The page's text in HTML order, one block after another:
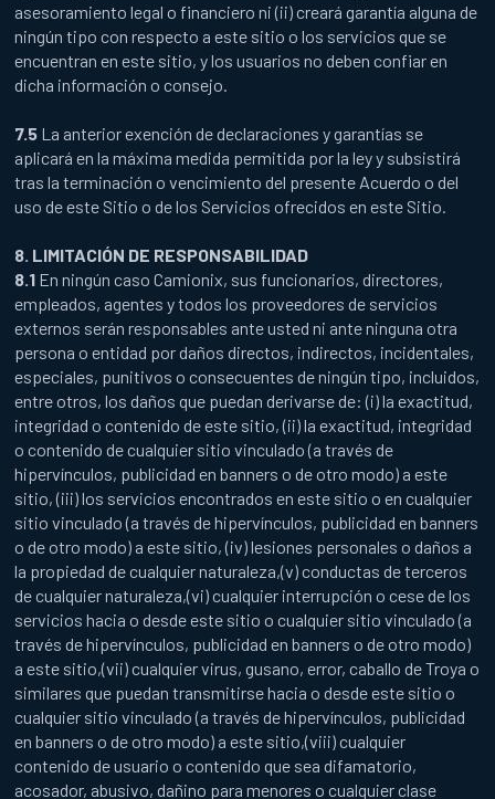
asesoramiento legal o financiero ni (ii) creará garantía alguna de
ningún tipo con respecto a este sitio o los servicios que se
encuentran en este sitio, y los usuarios no deben confiar en
dicha información o consejo.
7.5 La anterior exención de declaraciones y garantías se
aplicará en la máxima medida permitida por la ley y subsistirá
tras la terminación o vencimiento del presente Acuerdo o del
uso de este Sitio o de los Servicios ofrecidos en este Sitio.
8. LIMITACIÓN DE RESPONSABILIDAD
8.1 En ningún caso Camionix, sus funcionarios, directores,
empleados, agentes y todos los proveedores de servicios
externos serán responsables ante usted ni ante ninguna otra
persona o entidad por daños directos, indirectos, incidentales,
especiales, punitivos o consecuentes de ningún tipo, incluidos,
entre otros, los daños que puedan derivarse de: (i) la exactitud,
integridad o contenido de este sitio, (ii) la exactitud, integridad
o contenido de cualquier sitio vinculado (a través de
hipervínculos, publicidad en banners o de otro modo) a este
sitio, (iii) los servicios encontrados en este sitio o en cualquier
sitio vinculado (a través de hipervínculos, publicidad en banners
o de otro modo) a este sitio, (iv) lesiones personales o daños a
la propiedad de cualquier naturaleza,(v) conductas de terceros
de cualquier naturaleza,(vi) cualquier interrupción o cese de los
servicios hacia o desde este sitio o cualquier sitio vinculado (a
través de hipervínculos, publicidad en banners o de otro modo)
a este sitio,(vii) cualquier virus, gusano, error, caballo de Troya o
similares que puedan transmitirse hacia o desde este sitio o
cualquier sitio vinculado (a través de hipervínculos, publicidad
en banners o de otro modo) a este sitio,(viii) cualquier
contenido de usuario o contenido que sea difamatorio,
acosador, abusivo, dañino para menores o cualquier clase